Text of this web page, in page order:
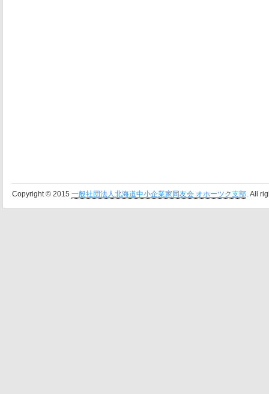
Copyright © 2015 一般社団法人北海道中小企業家同友会 オホーツク支部. All